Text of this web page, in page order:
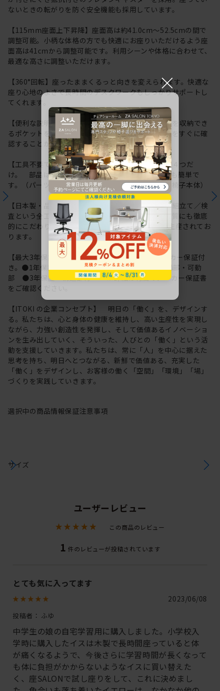
ないときの転がりを防ぐ安全機能も採用しています。
【115mm座面上下昇降】座面高は約41.0cm～52.5cmの間で
調整可能。小柄な体格の方でも快適にお座りいただけるよう座
面高は41cmから調整可能です。利用シーンや体格に合わせて、
最適な高さに調整いただけます。
【360°回転】座ったままくるっと向きを変えられます。快適な
座り心地のよさで長時間のデスクワークもしっかりサポートし
てくれます。
【便利な説明書収納ポケット】座面裏に取扱説明書を収納でき
るポケットを用意しています。操作方法や各種情報をすぐに確
認することができるので便利です。
【工具不要でかんたん組み立て】パーツはたったの４つだ
け。 部品は差し込むだけなので組み立てはとっても簡単で
す。（パーツ：キャスター、脚バネ、シリンダー、椅子本体）
【日本製・品質へのこだわり】この製品は、加工／組立て／検
査という全工程を国内で行った製品です。また、品質にも徹底
的にこだわり、ISO9001 認定工場の 生産ラインで生産されてお
ります。
【最大3年保証】イトーキだからできる安心のメーカー保証付
き。●1年保証：外観表面仕上げ ●2年保証：機構部・可動
部 ●3年保証：構造部材 ※詳細は付属のメーカー保証書
をご確認ください。
【ITOKI の企業コンセプト】 明日の「働く」を、デザインす
る。私たちは、心と身体の健康を維持し、高い生産性を実現し
ながら、力強い創造性を発揮し、そして価値あるイノベーショ
ンを生み出していく、そういった、人びとの「働く」という活
動を支援していきます。私たちは、常に「人」を中心に据えた
思考を持ち、明日へとつながる、新鮮で価値ある、充実した
「働く」をデザインし、お客様の働く「空間」「環境」「場」
づくりを実践していきます。
選択中の商品情報保証注意事項
サイズ
ユーザーレビュー
この商品のレビュー
1 件のレビューが投稿されています
とても気に入ってます
2023/06/08
投稿者： ふゆ
中学生の娘の自宅学習用に購入しました。小学校入
学時に購入したイスは木製で長時間座っていると体
が痛くなるようで、今後さらに学習時間が長くなって
も体に負担がかからないようなイスに買い替えた
く、座SALONで試し座りをして、これに決めまし
×